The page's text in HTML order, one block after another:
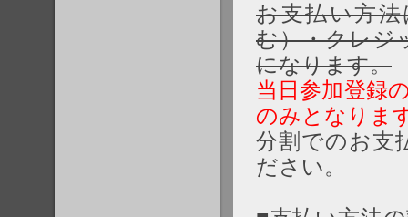
お支払い方
む）・クレジ
になります。
当日参加登録
のみとなりま
分割でのお支
ださい。